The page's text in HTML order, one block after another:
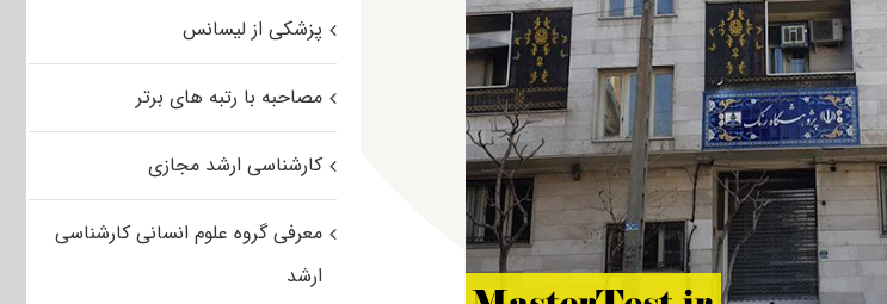
پزشکی از لیسانس
مصاحبه با رتبه های برتر
کارشناسی ارشد مجازی
معرفی گروه علوم انسانی کارشناسی
ارشد